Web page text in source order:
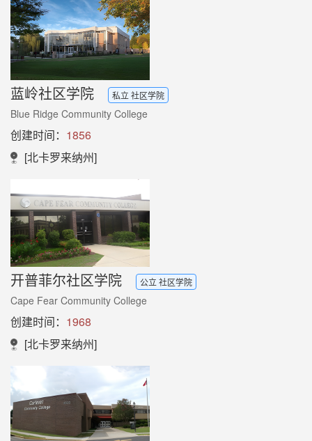
蓝岭社区学院 私立 社区学院
Blue Ridge Community College
创建时间： 1856
[北卡罗来纳州]
开普菲尔社区学院 公立 社区学院
Cape Fear Community College
创建时间： 1968
[北卡罗来纳州]